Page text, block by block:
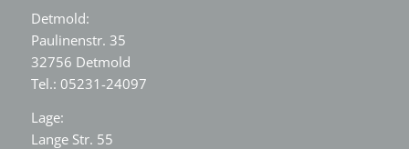
Detmold:
Paulinenstr. 35
32756 Detmold
Tel.: 05231-24097
Lage:
Lange Str. 55